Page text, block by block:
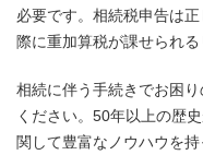
必要です。相続税申告は
際に重加算税が課せられる
相続に伴う手続きでお困
ください。50年以上の歴
関して豊富なノウハウを